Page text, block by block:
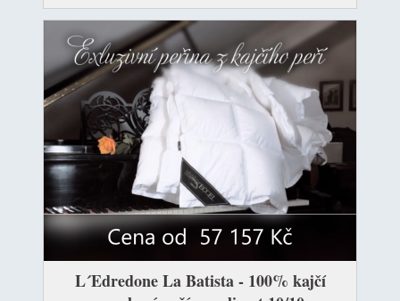
L´Edredone La Batista - 100% kajčí